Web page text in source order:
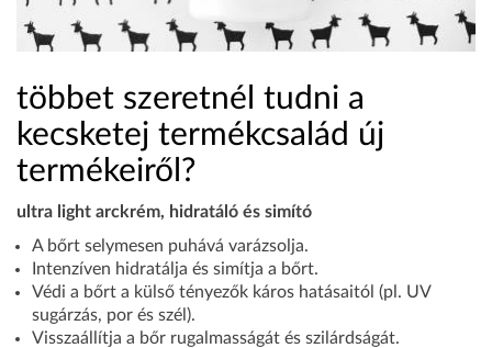
többet szeretnél tudni a
kecsketej termékcsalád új
termékeiről?
ultra light arckrém, hidratáló és simító
A bőrt selymesen puhává varázsolja.
Intenzíven hidratálja és simítja a bőrt.
Védi a bőrt a külső tényezők káros hatásaitól (pl. UV
sugárzás, por és szél).
Visszaállítja a bőr rugalmasságát és szilárdságát.